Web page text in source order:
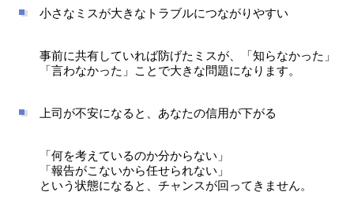
小さなミスが大きなトラブルにつながりやすい
事前に共有していれば防げたミスが、「知らなかった」
「言わなかった」ことで大きな問題になります。
上司が不安になると、あなたの信用が下がる
「何を考えているのか分からない」
「報告がこないから任せられない」
という状態になると、チャンスが回ってきません。